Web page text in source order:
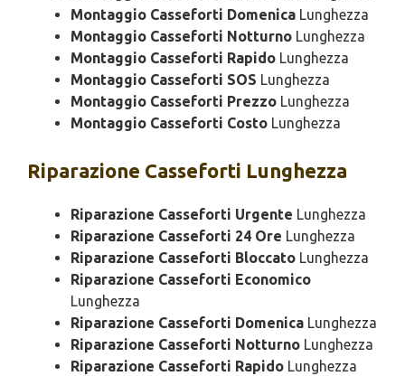
Montaggio Casseforti Domenica Lunghezza
Montaggio Casseforti Notturno Lunghezza
Montaggio Casseforti Rapido Lunghezza
Montaggio Casseforti SOS Lunghezza
Montaggio Casseforti Prezzo Lunghezza
Montaggio Casseforti Costo Lunghezza
Riparazione Casseforti Lunghezza
Riparazione Casseforti Urgente Lunghezza
Riparazione Casseforti 24 Ore Lunghezza
Riparazione Casseforti Bloccato Lunghezza
Riparazione Casseforti Economico
Lunghezza
Riparazione Casseforti Domenica Lunghezza
Riparazione Casseforti Notturno Lunghezza
Riparazione Casseforti Rapido Lunghezza